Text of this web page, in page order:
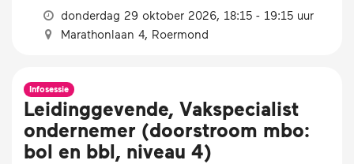
donderdag 29 oktober 2026, 18:15 - 19:15 uur
Marathonlaan 4, Roermond
Infosessie
Leidinggevende, Vakspecialist
ondernemer (doorstroom mbo:
bol en bbl, niveau 4)